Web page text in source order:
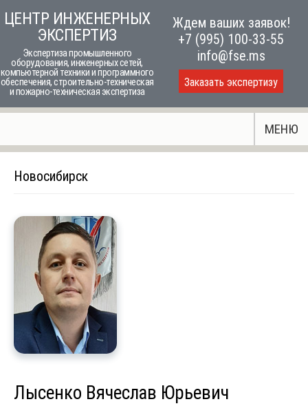
to
content
ЦЕНТР ИНЖЕНЕРНЫХ
ЭКСПЕРТИЗ
Экспертиза промышленного
оборудования, инженерных сетей,
компьютерной техники и программного
обеспечения, строительно-техническая
и пожарно-техническая экспертиза
Ждем ваших заявок!
+7 (995) 100-33-55
info@fse.ms
Заказать экспертизу
МЕНЮ
Новосибирск
Лысенко Вячеслав Юрьевич